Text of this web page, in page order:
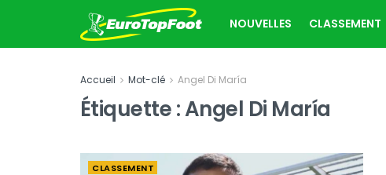
NOUVELLES CLASSEMENT
Accueil Mot-clé Angel Di María
Étiquette :Angel Di María
CLASSEMENT